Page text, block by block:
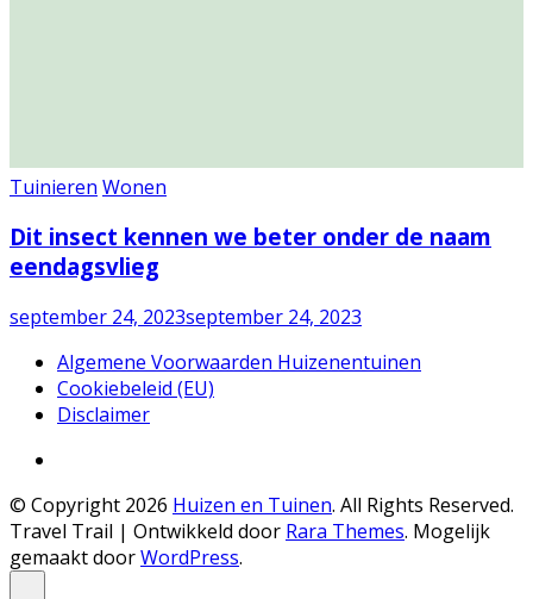
Tuinieren Wonen
Dit insect kennen we beter onder de naam
eendagsvlieg
september 24, 2023september 24, 2023
Algemene Voorwaarden Huizenentuinen
Cookiebeleid (EU)
Disclaimer
© Copyright 2026 Huizen en Tuinen. All Rights Reserved.
Travel Trail | Ontwikkeld door Rara Themes. Mogelijk
gemaakt doorWordPress.